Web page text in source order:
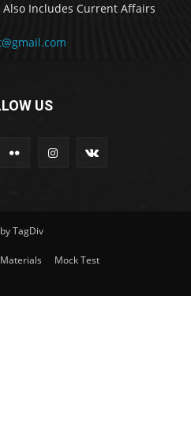
Also Includes Current Affairs
US
TagDiv
Mock Test